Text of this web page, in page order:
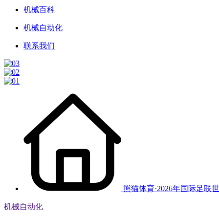
机械百科
机械自动化
联系我们
熊猫体育·2026年国际足联
机械自动化